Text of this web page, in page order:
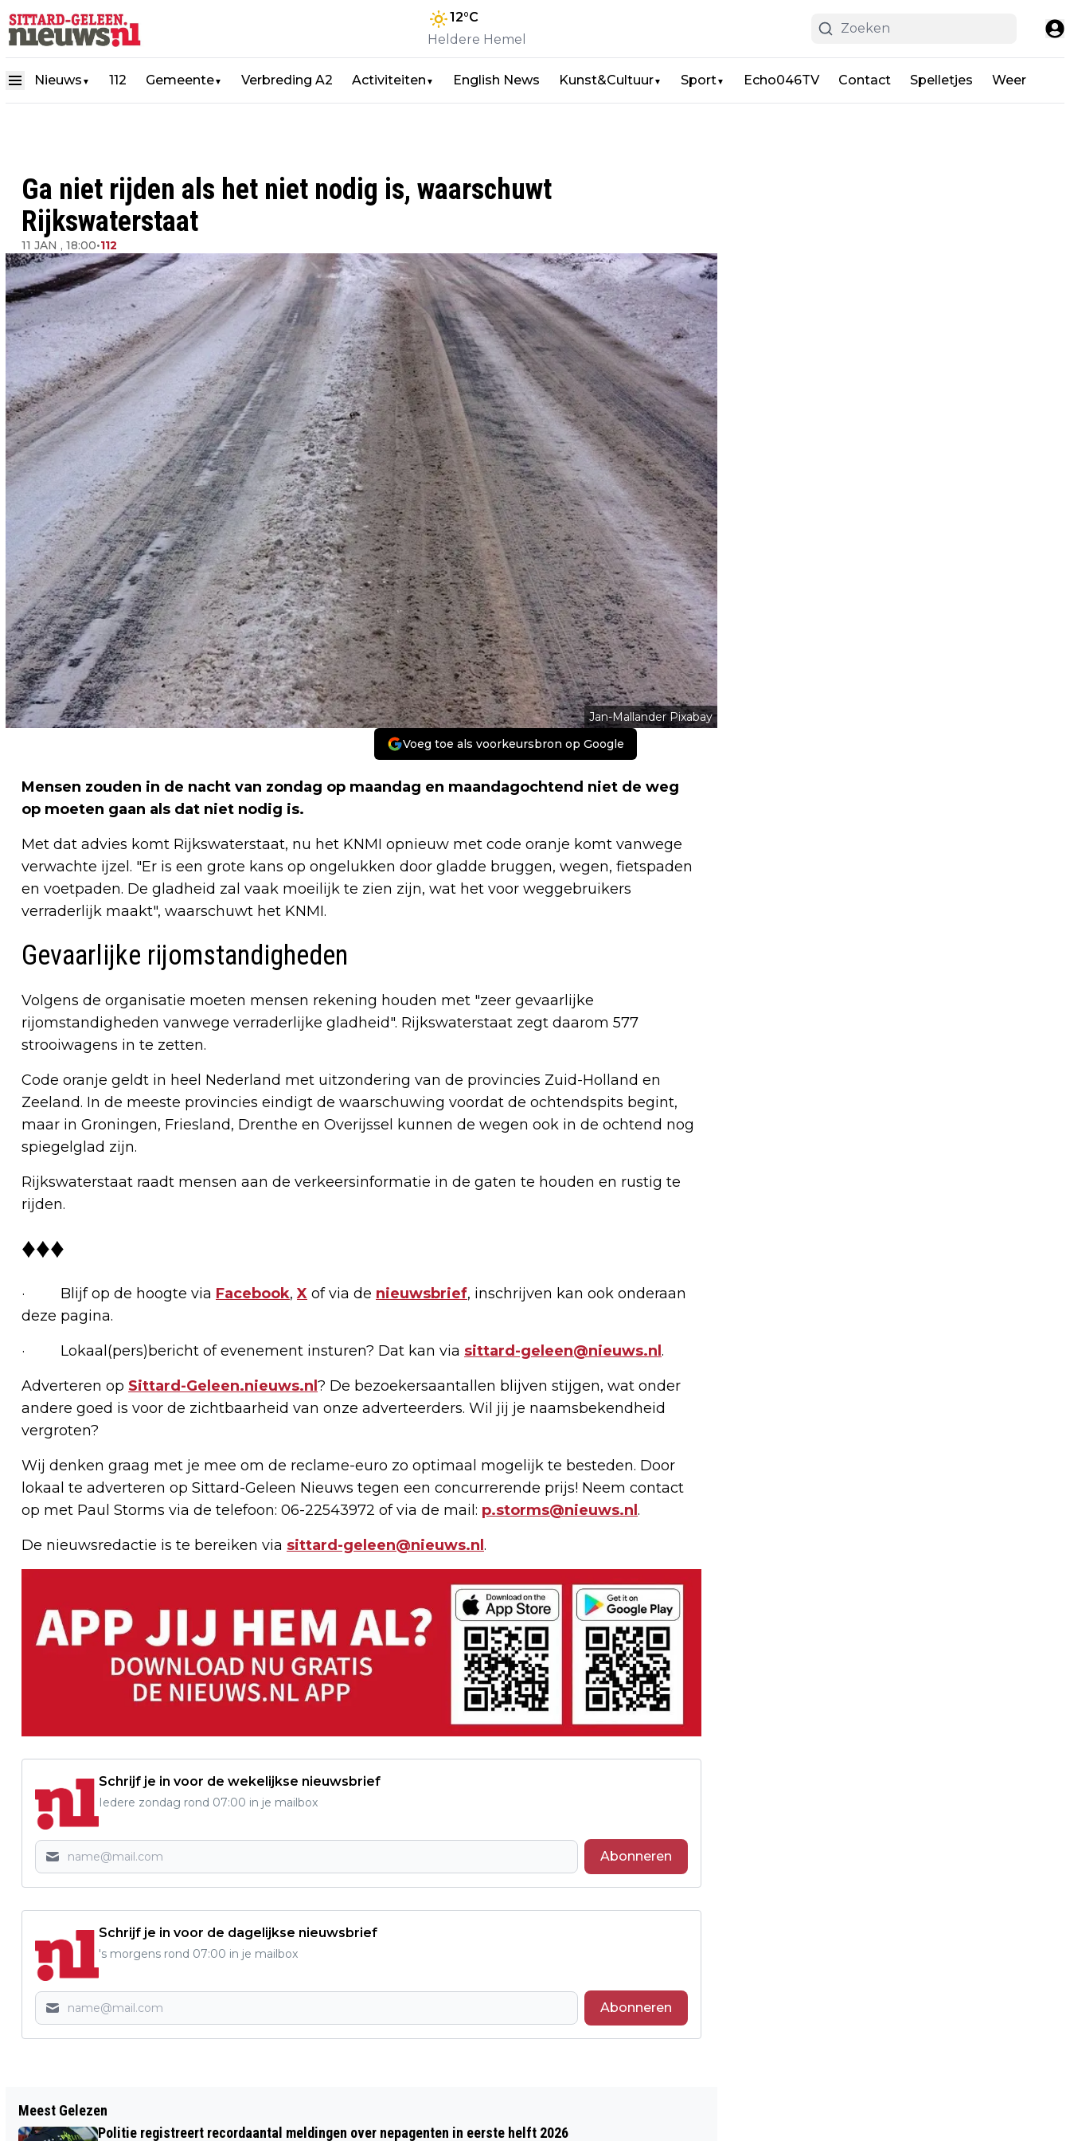
12°C
Heldere Hemel
Nieuws ▼ 112 Gemeente▼ Verbreding A2 Activiteiten ▼ English News Kunst&Cultuur▼ Sport▼ Echo046TV Contact Spelletjes Weer
Ga niet rijden als het niet nodig is, waarschuwt
Rijkswaterstaat
11 JAN , 18:00•112
Jan-Mallander Pixabay
Voeg toe als voorkeursbron op Google
Mensen zouden in de nacht van zondag op maandag en maandagochtend niet de weg
op moeten gaan als dat niet nodig is.
Met dat advies komt Rijkswaterstaat, nu het KNMI opnieuw met code oranje komt vanwege
verwachte ijzel. "Er is een grote kans op ongelukken door gladde bruggen, wegen, fietspaden
en voetpaden. De gladheid zal vaak moeilijk te zien zijn, wat het voor weggebruikers
verraderlijk maakt", waarschuwt het KNMI.
Gevaarlijke rijomstandigheden
Volgens de organisatie moeten mensen rekening houden met "zeer gevaarlijke
rijomstandigheden vanwege verraderlijke gladheid". Rijkswaterstaat zegt daarom 577
strooiwagens in te zetten.
Code oranje geldt in heel Nederland met uitzondering van de provincies Zuid-Holland en
Zeeland. In de meeste provincies eindigt de waarschuwing voordat de ochtendspits begint,
maar in Groningen, Friesland, Drenthe en Overijssel kunnen de wegen ook in de ochtend nog
spiegelglad zijn.
Rijkswaterstaat raadt mensen aan de verkeersinformatie in de gaten te houden en rustig te
rijden.
♦♦♦
· Blijf op de hoogte via Facebook,X of via de nieuwsbrief, inschrijven kan ook onderaan
deze pagina.
· Lokaal(pers)bericht of evenement insturen? Dat kan via sittard-geleen@nieuws.nl .
Adverteren op Sittard-Geleen.nieuws.nl ? De bezoekersaantallen blijven stijgen, wat onder
andere goed is voor de zichtbaarheid van onze adverteerders. Wil jij je naamsbekendheid
vergroten?
Wij denken graag met je mee om de reclame-euro zo optimaal mogelijk te besteden. Door
lokaal te adverteren op Sittard-Geleen Nieuws tegen een concurrerende prijs! Neem contact
op met Paul Storms via de telefoon: 06-22543972 of via de mail: p.storms@nieuws.nl .
De nieuwsredactie is te bereiken via sittard-geleen@nieuws.nl .
Schrijf je in voor de wekelijkse nieuwsbrief
Iedere zondag rond 07:00 in je mailbox
Abonneren
Schrijf je in voor de dagelijkse nieuwsbrief
's morgens rond 07:00 in je mailbox
Abonneren
INTERACTIEVE LEZING OVER CARNAVAL
Meest Gelezen
Politie registreert recordaantal meldingen over nepagenten in eerste helft 2026